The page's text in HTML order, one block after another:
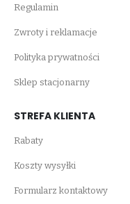
Regulamin
Zwroty i reklamacje
Polityka prywatności
Sklep stacjonarny
STREFA KLIENTA
Rabaty
Koszty wysyłki
Formularz kontaktowy